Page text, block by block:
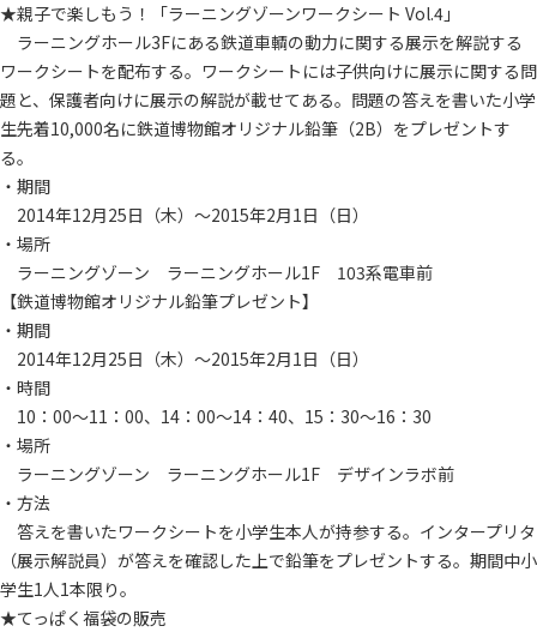
★親子で楽しもう！「ラーニングゾーンワークシート Vol.4」
ラーニングホール3Fにある鉄道車輌の動力に関する展示を解説する
ワークシートを配布する。ワークシートには子供向けに展示に関する問
題と、保護者向けに展示の解説が載せてある。問題の答えを書いた小学
生先着10,000名に鉄道博物館オリジナル鉛筆（2B）をプレゼントす
る。
・期間
2014年12月25日（木）～2015年2月1日（日）
・場所
ラーニングゾーン ラーニングホール1F 103系電車前
【鉄道博物館オリジナル鉛筆プレゼント】
・期間
2014年12月25日（木）～2015年2月1日（日）
・時間
10：00～11：00、14：00～14：40、15：30～16：30
・場所
ラーニングゾーン ラーニングホール1F デザインラボ前
・方法
答えを書いたワークシートを小学生本人が持参する。インタープリタ
（展示解説員）が答えを確認した上で鉛筆をプレゼントする。期間中小
学生1人1本限り。
★てっぱく福袋の販売